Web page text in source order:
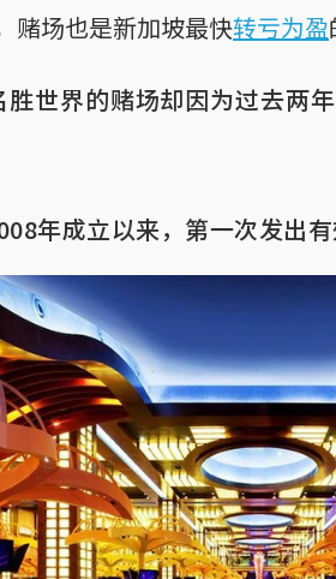
赌场也是新加坡最快转亏为盈
胜世界的赌场却因为过去两
年成立以来，第一次发出有